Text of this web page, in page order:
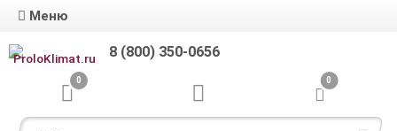
Меню
8 (800) 350-0656
0 0